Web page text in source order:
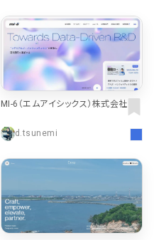
MI-6（エムアイシックス）株式会社
d.tsunemi